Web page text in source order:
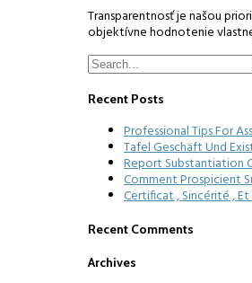
Transparentnosť je našou
objektívne hodnotenie
Recent Posts
Professional Tips For
Tafel Geschäft Und
Report Substantiation
Comment Prospicient
Certificat , Sincérité ,
Recent Comments
Archives